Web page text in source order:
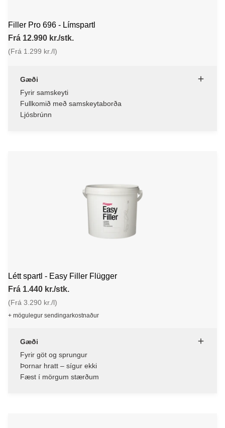
Filler Pro 696 - Límspartl
Frá 12.990 kr./stk.
(Frá 1.299 kr./l)
Gæði
Fyrir samskeyti
Fullkomið með samskeytaborða
Ljósbrúnn
Létt spartl - Easy Filler Flügger
Frá 1.440 kr./stk.
(Frá 3.290 kr./l)
+ mögulegur sendingarkostnaður
Gæði
Fyrir göt og sprungur
Þornar hratt – sígur ekki
Fæst í mörgum stærðum